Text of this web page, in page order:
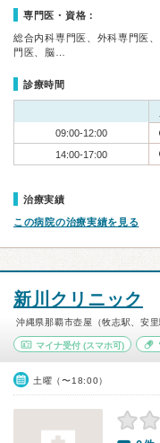
専門医・資格：
総合内科専門医、外科専門医
門医、脳…
診療時間
09:00-12:00
14:00-17:00
治療実績
この病院の治療実績を見る
新川クリニック
沖縄県那覇市壺屋（牧志駅、安里
マイナ受付 (スマホ可)
土曜（〜18:00）